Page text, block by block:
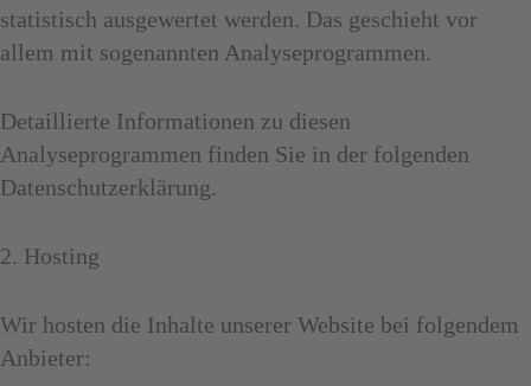
statistisch ausgewertet werden. Das geschieht vor
allem mit sogenannten Analyseprogrammen.
Detaillierte Informationen zu diesen
Analyseprogrammen finden Sie in der folgenden
Datenschutzerklärung.
2. Hosting
Wir hosten die Inhalte unserer Website bei folgendem
Anbieter: